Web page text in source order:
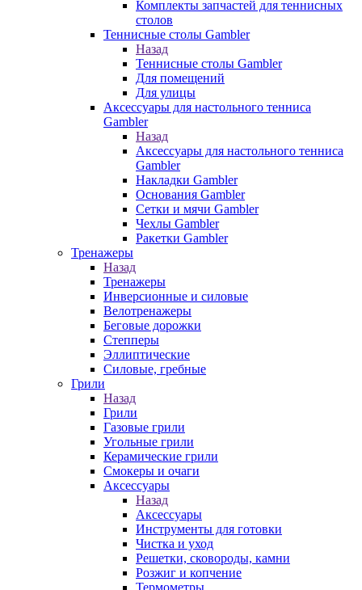
Комплекты запчастей для теннисных
столов
Теннисные столы Gambler
Назад
Теннисные столы Gambler
Для помещений
Для улицы
Аксессуары для настольного тенниса
Gambler
Назад
Аксессуары для настольного тенниса
Gambler
Накладки Gambler
Основания Gambler
Сетки и мячи Gambler
Чехлы Gambler
Ракетки Gambler
Тренажеры
Назад
Тренажеры
Инверсионные и силовые
Велотренажеры
Беговые дорожки
Степперы
Эллиптические
Силовые, гребные
Грили
Назад
Грили
Газовые грили
Угольные грили
Керамические грили
Смокеры и очаги
Аксессуары
Назад
Аксессуары
Инструменты для готовки
Чистка и уход
Решетки, сковороды, камни
Розжиг и копчение
Термометры